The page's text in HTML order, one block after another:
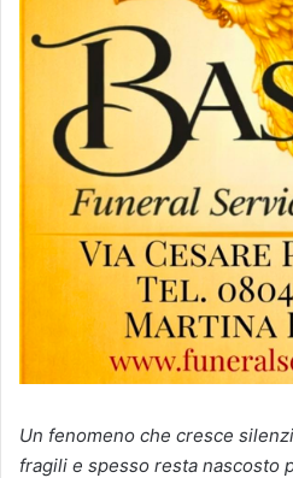
Un fenomeno che cresce
fragili e spesso resta nascosto